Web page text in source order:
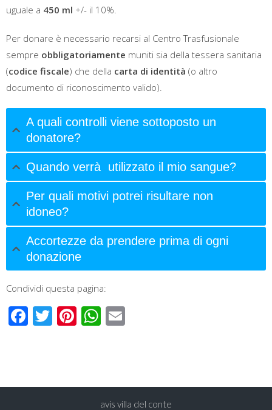
uguale a 450 ml +/- il 10%.
Per donare è necessario recarsi al Centro Trasfusionale
sempre obbligatoriamente muniti sia della tessera sanitaria
(codice fiscale) che della carta di identità (o altro
documento di riconoscimento valido).
A quali controlli viene sottoposto un
donatore?
Quando verrà utilizzato il mio sangue?
Per quali motivi potrei risultare non
idoneo?
Accortezze da prendere prima di ogni
donazione
Condividi questa pagina:
Facebook
Twitter
Pinterest
WhatsApp
avis villa del conte